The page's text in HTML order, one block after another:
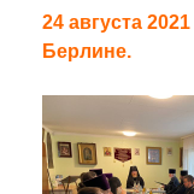
в Германии
в Лейпциге
Виды храма
ITALIANO
c
b
o
tt
24 августа
Берлине.